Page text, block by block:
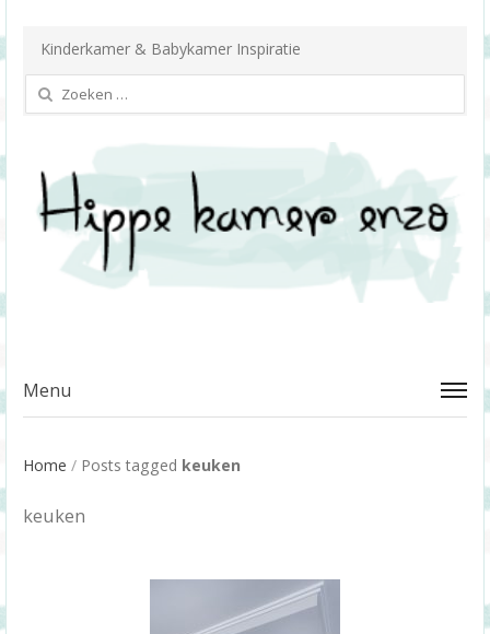
Kinderkamer & Babykamer Inspiratie
Zoeken
naar:
Menu
Home / Posts tagged keuken
keuken